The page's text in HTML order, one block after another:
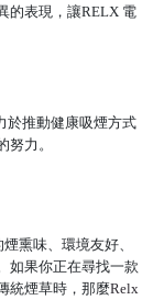
的表現，讓RELX 電
於推動健康吸煙方式
努力。
熏味、環境友好、
如果你正在尋找一款
統煙草時，那麼Relx